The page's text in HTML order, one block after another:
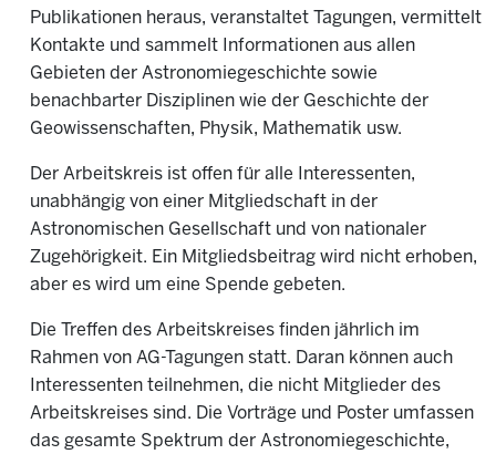
Publikationen heraus, veranstaltet Tagungen, vermittelt
Kontakte und sammelt Informationen aus allen
Gebieten der Astronomiegeschichte sowie
benachbarter Disziplinen wie der Geschichte der
Geowissenschaften, Physik, Mathematik usw.
Der Arbeitskreis ist offen für alle Interessenten,
unabhängig von einer Mitgliedschaft in der
Astronomischen Gesellschaft und von nationaler
Zugehörigkeit. Ein Mitgliedsbeitrag wird nicht erhoben,
aber es wird um eine Spende gebeten.
Die Treffen des Arbeitskreises finden jährlich im
Rahmen von AG-Tagungen statt. Daran können auch
Interessenten teilnehmen, die nicht Mitglieder des
Arbeitskreises sind. Die Vorträge und Poster umfassen
das gesamte Spektrum der Astronomiegeschichte,